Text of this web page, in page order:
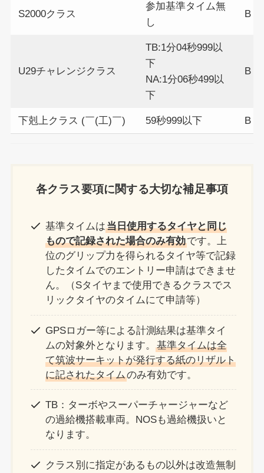
S2000クラス
参加基準タイム無
し
B
U29チャレンジクラス
TB:1分04秒999以
下
NA:1分06秒499以
下
B
下剋上クラス (￣(工)￣) 59秒999以下 B
各クラス要項に関する大切な補足事項
基準タイムは当日使用するタイヤと同じ
もので記録された場合のみ有効です。上
位のグリップ力を得られるタイヤ等で記録
したタイムでのエントリー申請はできませ
ん。（Sタイヤまで使用できるクラスでス
リックタイヤのタイムにて申請等）
GPSロガー等による計測結果は基準タイ
ムの対象外となります。基準タイムは全
て筑波サーキットが発行する紙のリザルト
に記されたタイムのみ有効です。
TB：ターボやスーパーチャージャーなど
の過給機搭載車両。NOSも過給機扱いと
なります。
クラス別に指定があるもの以外は改造無制